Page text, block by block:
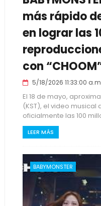
más rápido
en lograr las
con
5/18/2026 11:33:00
El 18 de mayo,
(KST), el video musical
oficialmente las 100
LEER MÁS
BABYMONSTER